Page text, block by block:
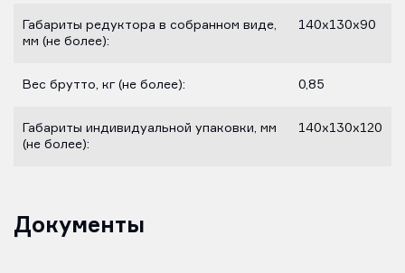
Габариты редуктора в собранном виде,
мм (не более):
140х130х90
Вес брутто, кг (не более): 0,85
Габариты индивидуальной упаковки, мм
(не более):
140х130х120
Документы